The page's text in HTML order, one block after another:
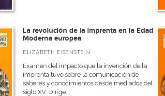
La revolución de la imprenta en la Edad
Moderna europea
ELIZABETH EISENSTEIN
Examen del impacto que la invención de la
imprenta tuvo sobre la comunicación de
saberes y conocimientos desde mediados del
siglo XV. Dirige...